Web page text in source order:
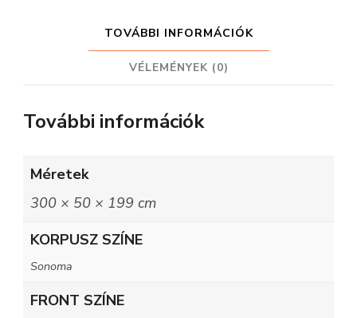
TOVÁBBI INFORMÁCIÓK
VÉLEMÉNYEK (0)
További információk
Méretek
300 × 50 × 199 cm
KORPUSZ SZÍNE
Sonoma
FRONT SZÍNE